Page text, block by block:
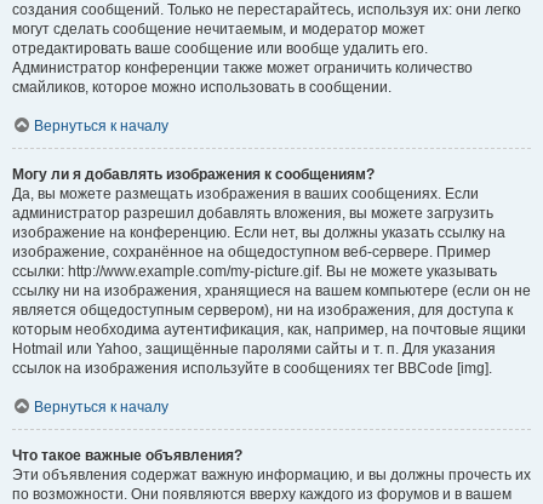
создания сообщений. Только не перестарайтесь, используя их: они легко
могут сделать сообщение нечитаемым, и модератор может
отредактировать ваше сообщение или вообще удалить его.
Администратор конференции также может ограничить количество
смайликов, которое можно использовать в сообщении.
Вернуться к началу
Могу ли я добавлять изображения к сообщениям?
Да, вы можете размещать изображения в ваших сообщениях. Если
администратор разрешил добавлять вложения, вы можете загрузить
изображение на конференцию. Если нет, вы должны указать ссылку на
изображение, сохранённое на общедоступном веб-сервере. Пример
ссылки: http://www.example.com/my-picture.gif. Вы не можете указывать
ссылку ни на изображения, хранящиеся на вашем компьютере (если он не
является общедоступным сервером), ни на изображения, для доступа к
которым необходима аутентификация, как, например, на почтовые ящики
Hotmail или Yahoo, защищённые паролями сайты и т. п. Для указания
ссылок на изображения используйте в сообщениях тег BBCode [img].
Вернуться к началу
Что такое важные объявления?
Эти объявления содержат важную информацию, и вы должны прочесть их
по возможности. Они появляются вверху каждого из форумов и в вашем